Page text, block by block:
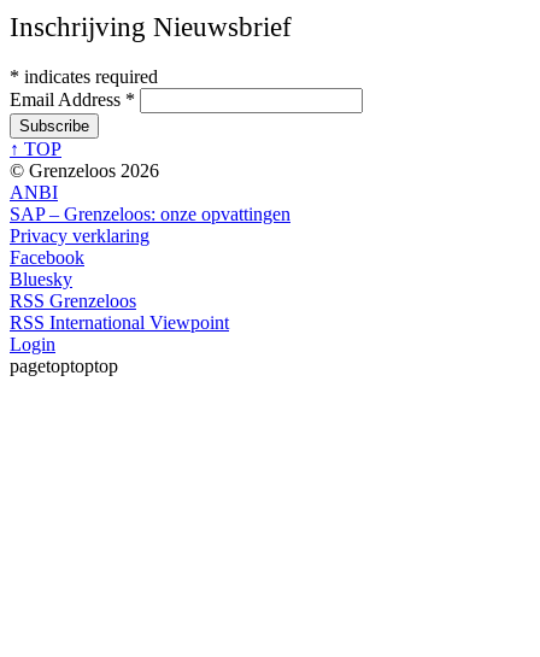
Inschrijving Nieuwsbrief
* indicates required
Email Address *
↑ TOP
© Grenzeloos 2026
ANBI
SAP – Grenzeloos: onze opvattingen
Privacy verklaring
Facebook
Bluesky
RSS Grenzeloos
RSS International Viewpoint
Login
pagetoptoptop